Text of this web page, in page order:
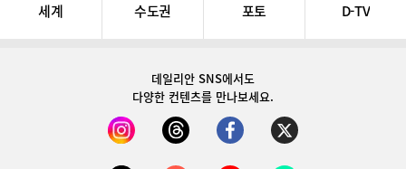
세계 수도권 포토 D-TV
데일리안 SNS에서도
다양한 컨텐츠를 만나보세요.